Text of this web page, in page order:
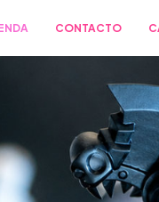
CONTACTO